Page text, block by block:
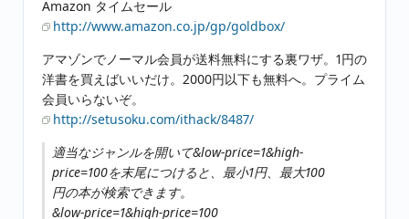
Amazon タイムセール
http://www.amazon.co.jp/gp/goldbox/
アマゾンでノーマル会員が送料無料にする裏ワザ。1円の
洋書を買えばいいだけ。2000円以下も無料へ。プライム
会員いらないぞ。
http://setusoku.com/ithack/8487/
適当なジャンルを開いて&low-price=1&high-
price=100を末尾につけると、最小1円、最大100
円の本が検索できます。
&low-price=1&high-price=100